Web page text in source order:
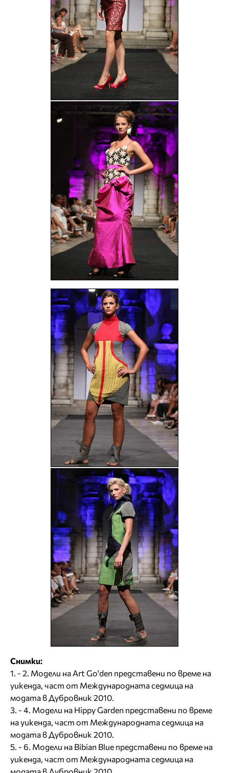
Снимки:
1. - 2. Модели на Art Go'den представени по време на
уикенда, част от Международната седмица на
модата в Дубровник 2010.
3. - 4. Модели на Hippy Garden представени по време
на уикенда, част от Международната седмица на
модата в Дубровник 2010.
5. - 6. Модели на Bibian Blue представени по време на
уикенда, част от Международната седмица на